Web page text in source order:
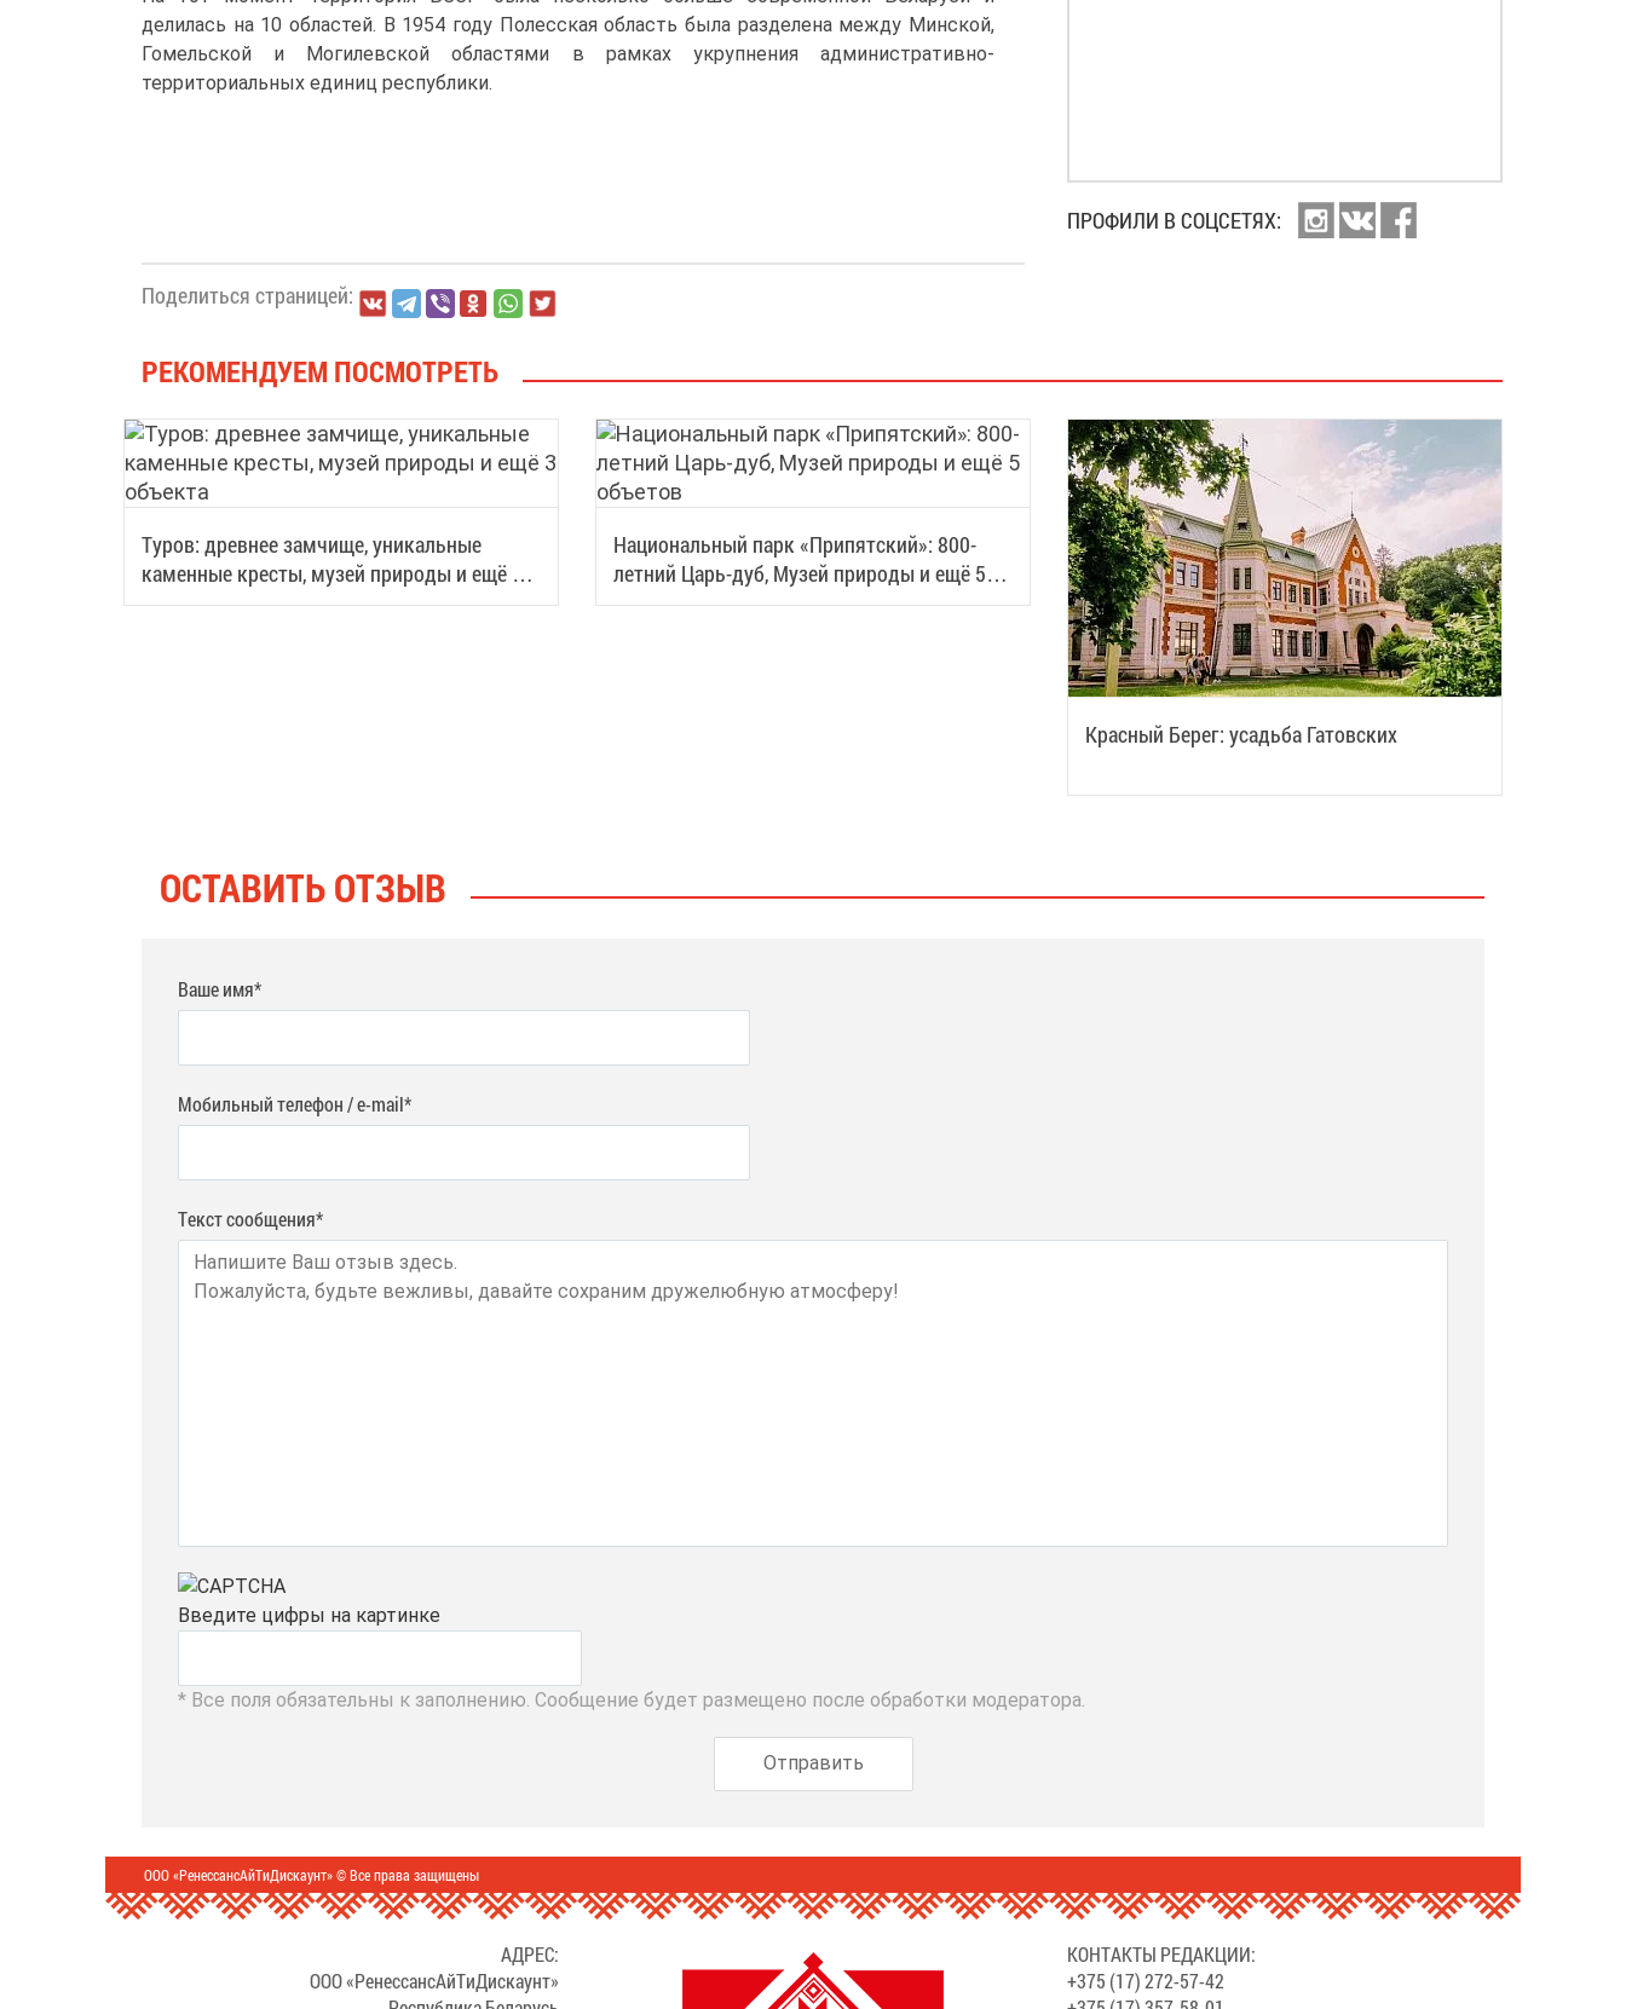
делилась на 10 областей. В 1954 году Полесская область была разделена между Минской,
Гомельской и Могилевской областями в рамках укрупнения административно-
территориальных единиц республики.
ПРОФИЛИ В СОЦСЕТЯХ:
Поделиться страницей:
РЕКОМЕНДУЕМ ПОСМОТРЕТЬ
Туров: древнее замчище, уникальные
каменные кресты, музей природы и ещё 3
объекта
Национальный парк «Припятский»: 800-
летний Царь-дуб, Музей природы и ещё 5
объетов
Красный Берег: усадьба Гатовских
ОСТАВИТЬ ОТЗЫВ
Ваше имя*
Мобильный телефон / e-mail*
Текст сообщения*
Введите цифры на картинке
* Все поля обязательны к заполнению. Сообщение будет размещено после обработки модератора.
ООО «РенессансАйТиДискаунт» © Все права защищены
АДРЕС:
ООО «РенессансАйТиДискаунт»
КОНТАКТЫ РЕДАКЦИИ:
+375 (17) 272-57-42